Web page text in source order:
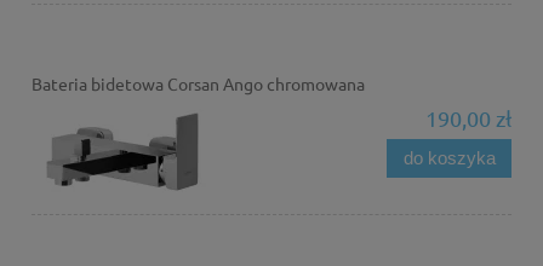
Bateria bidetowa Corsan Ango chromowana
190,00 zł
do koszyka